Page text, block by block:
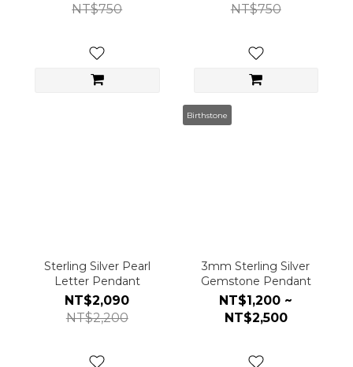
NT$750
NT$750
Sterling Silver Pearl
Letter Pendant
NT$2,090
NT$2,200
Birthstone
3mm Sterling Silver
Gemstone Pendant
NT$1,200 ~
NT$2,500